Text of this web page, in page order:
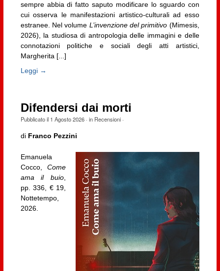
sempre abbia di fatto saputo modificare lo sguardo con
cui osserva le manifestazioni artistico-culturali ad esso
estranee. Nel volume L’invenzione del primitivo (Mimesis,
2026), la studiosa di antropologia delle immagini e delle
connotazioni politiche e sociali degli atti artistici,
Margherita [...]
Leggi →
Difendersi dai morti
Pubblicato il 1 Agosto 2026· in Recensioni·
di Franco Pezzini
Emanuela
Cocco,Come
ama il buio
pp. 336, € 19,
Nottetempo,
2026.